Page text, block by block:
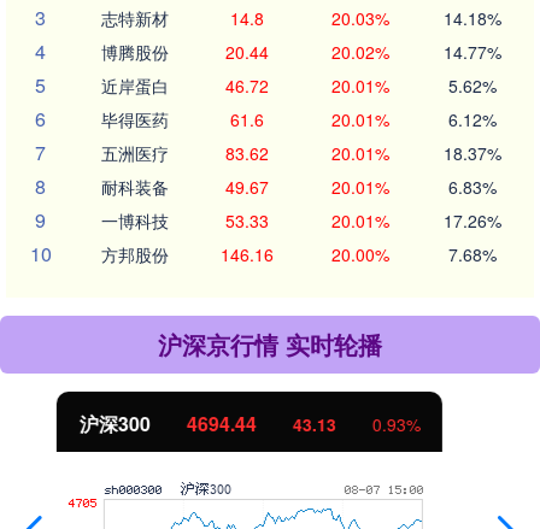
3 志特新材 14.8 20.03% 14.18%
4 博腾股份 20.44 20.02% 14.77%
5 近岸蛋白 46.72 20.01% 5.62%
6 毕得医药 61.6 20.01% 6.12%
7 五洲医疗 83.62 20.01% 18.37%
8 耐科装备 49.67 20.01% 6.83%
9 一博科技 53.33 20.01% 17.26%
10 方邦股份 146.16 20.00% 7.68%
沪深京行情 实时轮播
北证50 1134.24 11.37 1.01%